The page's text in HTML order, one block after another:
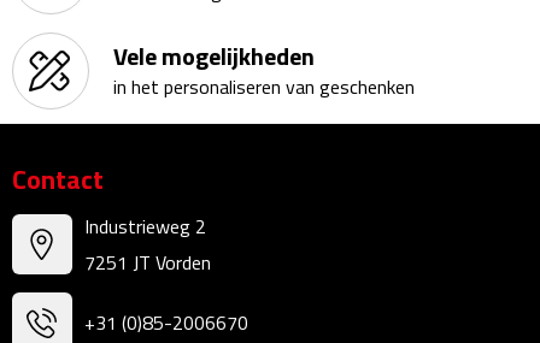
Beurs & Evenementen
Banners
Naambadges & naamkaarthouders
Stickers
Visitekaartjes
Vele mogelijkheden
in het personaliseren van geschenken
Contact
Industrieweg 2
7251 JT Vorden
+31 (0)85-2006670